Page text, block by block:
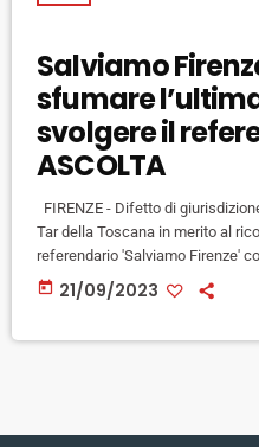
Salviamo
sfumare
svolgere il
ASCOLTA
FIRENZE - Difetto di
Tar della Toscana in merito al
referendario 'Salviamo Firenze'
promosso in materia di
promosso contro le due
today 21/09/2023